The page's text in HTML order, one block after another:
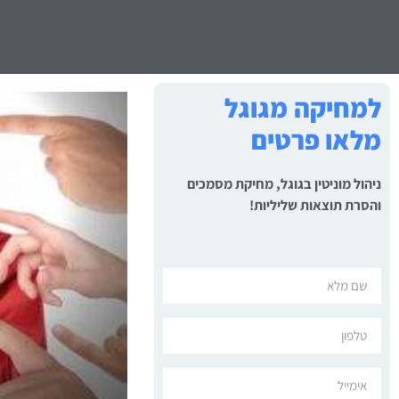
למחיקה מגוגל
מלאו פרטים
ניהול מוניטין בגוגל, מחיקת מסמכים
והסרת תוצאות שליליות!